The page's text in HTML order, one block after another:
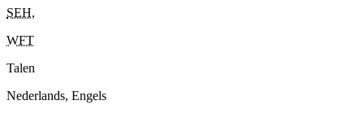
SEH,
WFT
Talen
Nederlands, Engels